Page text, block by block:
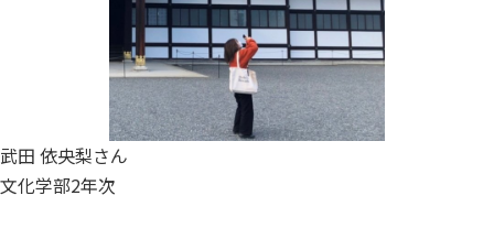
武田 依央梨さん
文化学部2年次